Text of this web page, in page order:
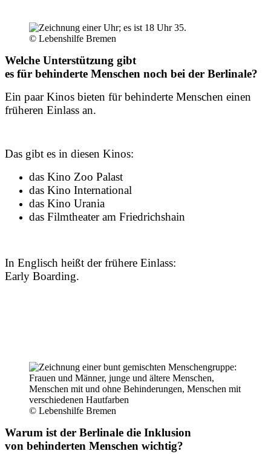
© Lebenshilfe Bremen
Welche Unterstützung gibt
es für behinderte Menschen noch bei der Berlinale?
Ein paar Kinos bieten für behinderte Menschen einen
früheren Einlass an.
Das gibt es in diesen Kinos:
das Kino Zoo Palast
das Kino International
das Kino Urania
das Filmtheater am Friedrichshain
In Englisch heißt der frühere Einlass:
Early Boarding.
© Lebenshilfe Bremen
Warum ist der Berlinale die Inklusion
von behinderten Menschen wichtig?